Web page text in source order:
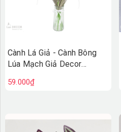
Cành Lá Giả - Cành Bông
Lúa Mạch Giả Decor
59.000₫